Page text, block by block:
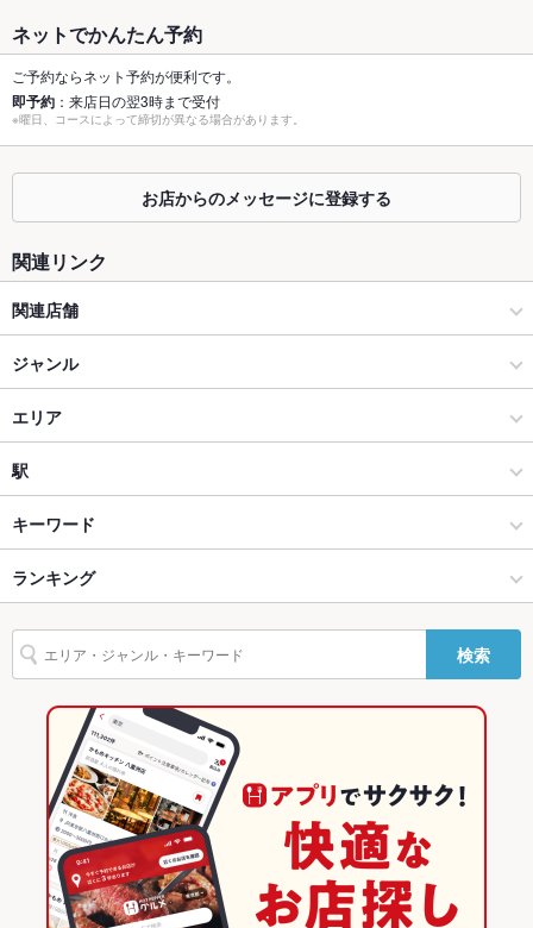
個室 なし
座敷 なし
掘りごたつ なし
ソファー
テラス席
設備
Wi-Fi
バリアフリ
ー
駐車場 なし
その他設備 －
その他
飲み放題 あり
なし
カクテル充実、焼酎充実、日本酒充実
お子様連れ お子様連れ歓迎
ウェディン
グパーティ
ー二次会
－
ネットでかんたん予約
ご予約ならネット予約が便利です。
即予約 ：来店日の翌3時まで受付
※曜日、コースによって締切が異なる場合があります。
お店からのメッセージに登録する
関連リンク
関連店舗
伝串 新時代
新時代 南越谷駅前店
新時代 明石魚の棚店
新時代 京都白梅町店
新時代 日吉店
新時代 京都山科店
新時代 大宮駅北銀座通り店
新時代 山口徳山店
新時代 小田急マルシェ秦野店
新時代 神奈川海老名店
新時代 島根松江店
ジャンル
居酒屋
和風
大宮・さいたま新都心 × 居酒屋
大宮・さいたま新都心 × 和風
大宮駅 × 居酒屋
大宮駅 × 和風
エリア
大宮駅
大宮駅 × 居酒屋
大宮駅 × 和風
埼玉
埼玉 × 居酒屋
埼玉 × 和風
駅
大宮駅
北与野駅
キーワード
からあげ
鉄板焼きそば
ランキング
埼玉のグルメランキング
埼玉の居酒屋ランキング
大宮・さいたま新都心のグルメランキング
大宮・さいたま新都心の居酒屋ランキング
大宮駅のグルメランキング
大宮駅の居酒屋ランキング
検索